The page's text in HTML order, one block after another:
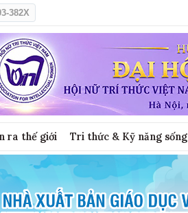
382X
ra thế giới Tri thức & Kỹ năng sống